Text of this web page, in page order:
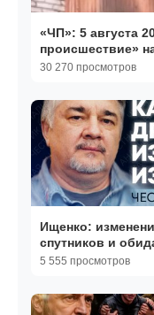
«ЧП»: 5 августа
происшествие»
30 270 просмотров
Ищенко:
спутников и
5 555 просмотров